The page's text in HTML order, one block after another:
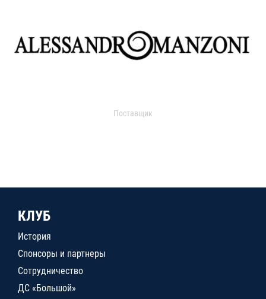
Поставщик
КЛУБ
История
Спонсоры и партнеры
Сотрудничество
ДС «Большой»